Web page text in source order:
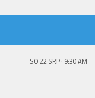
SO 22 SRP · 9:30 AM